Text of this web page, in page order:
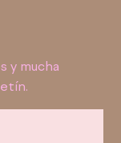
y mucha